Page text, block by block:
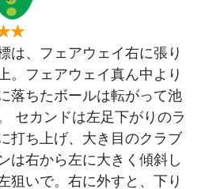
は、フェアウェイ右に張り
。フェアウェイ真ん中より
落ちたボールは転がって池
セカンドは左足下がりのラ
打ち上げ、大き目のクラブ
は右から左に大きく傾斜し
狙いで。右に外すと、下り